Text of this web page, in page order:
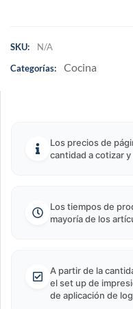
SKU:
N/A
Categorías:
Cocina
Los precios de
cantidad a cotizar
Los tiempos de
mayoría de los
A partir de la
el set up de
de aplicación de